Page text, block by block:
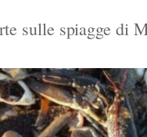
sulle spiagge di